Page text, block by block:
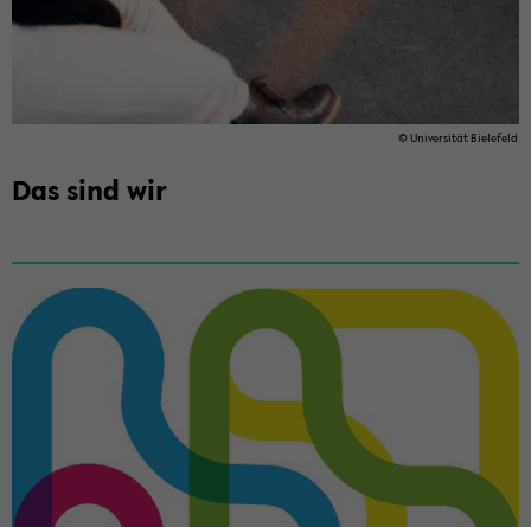
© Uni­ver­si­tät Bie­le­feld
Das sind wir